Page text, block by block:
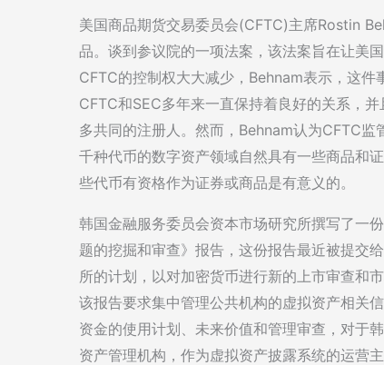
美国商品期货交易委员会(CFTC)主席Rostin
品。谈到参议院的一项法案，该法案旨在让美
CFTC的控制权大大减少，Behnam表示，这件
CFTC和SEC多年来一直保持着良好的关系，
多共同的注册人。然而，Behnam认为CFTC
千种代币的数字资产领域自然具有一些商品和
些代币有资格作为证券或商品是有意义的。
韩国金融服务委员会资本市场研究所撰写了一
题的挖掘和审查》报告，这份报告最近被提交
所的计划，以对加密货币进行新的上市审查和
该报告要求集中管理公共机构的虚拟资产相关
资金的使用计划、未来价值和管理审查，对于
资产管理机构，作为虚拟资产披露系统的运营